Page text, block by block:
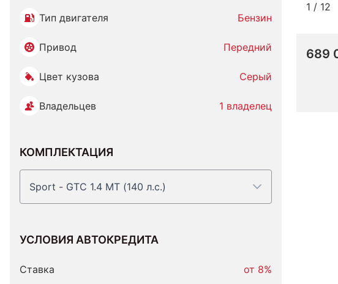
Тип двигателя Бензин
Привод Передний
Цвет кузова Серый
Владельцев 1 владелец
КОМПЛЕКТАЦИЯ
Sport - GTC 1.4 MT (140 л.с.)
УСЛОВИЯ АВТОКРЕДИТА
Ставка
от 8%
1 / 12
689